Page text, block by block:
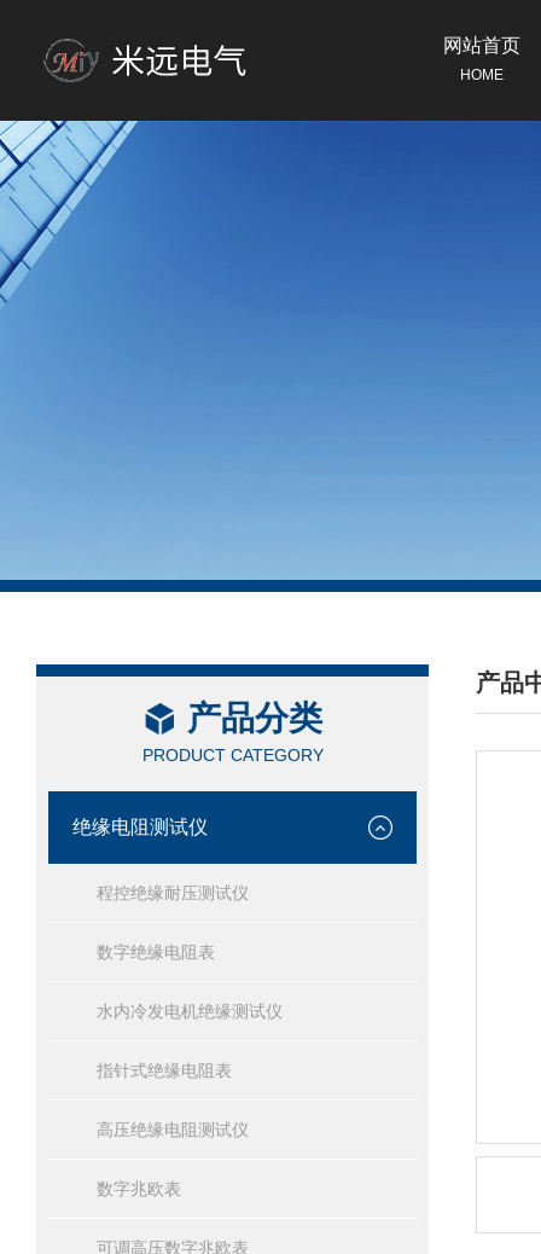
网站首页
HOME
产品分类
PRODUCT CATEGORY
绝缘电阻测试仪
程控绝缘耐压测试仪
数字绝缘电阻表
水内冷发电机绝缘测试仪
指针式绝缘电阻表
高压绝缘电阻测试仪
数字兆欧表
可调高压数字兆欧表
产品
/